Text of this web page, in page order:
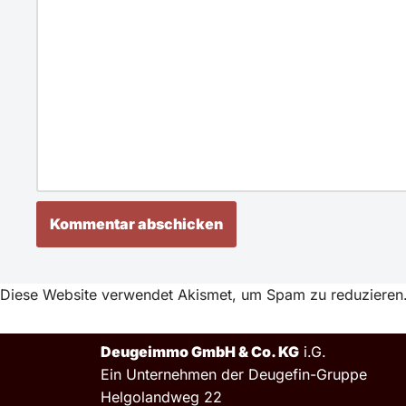
Diese Website verwendet Akismet, um Spam zu
Deugeimmo GmbH & Co. KG i.G.
Ein Unternehmen der Deugefin-Gruppe
Helgolandweg 22